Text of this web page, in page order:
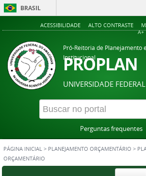
BRASIL
Acesso
ACESSIBILIDADE ALTO CONTRASTE
A+
Pró-Reitoria de Planejamento
Institucional
PROPLAN
UNIVERSIDADE
Perguntas frequentes
PÁGINA INICIAL > PLANEJAMENTO ORÇAMENTÁRIO >
ORÇAMENTÁRIO